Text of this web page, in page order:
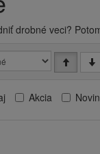
drobné veci?
Akcia